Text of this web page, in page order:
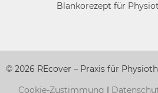
Blankorezept für
© 2026 REcover – Praxis für
Cookie-Zustimmung |